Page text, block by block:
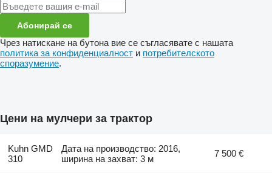
Абонирай се
Чрез натискане на бутона вие се съгласявате с нашата
политика за конфиденциалност и потребителското
споразумение.
Цени на мулчери за трактор
Kuhn GMD
310
Дата на производство: 2016,
ширина на захват: 3 м
7 500 €